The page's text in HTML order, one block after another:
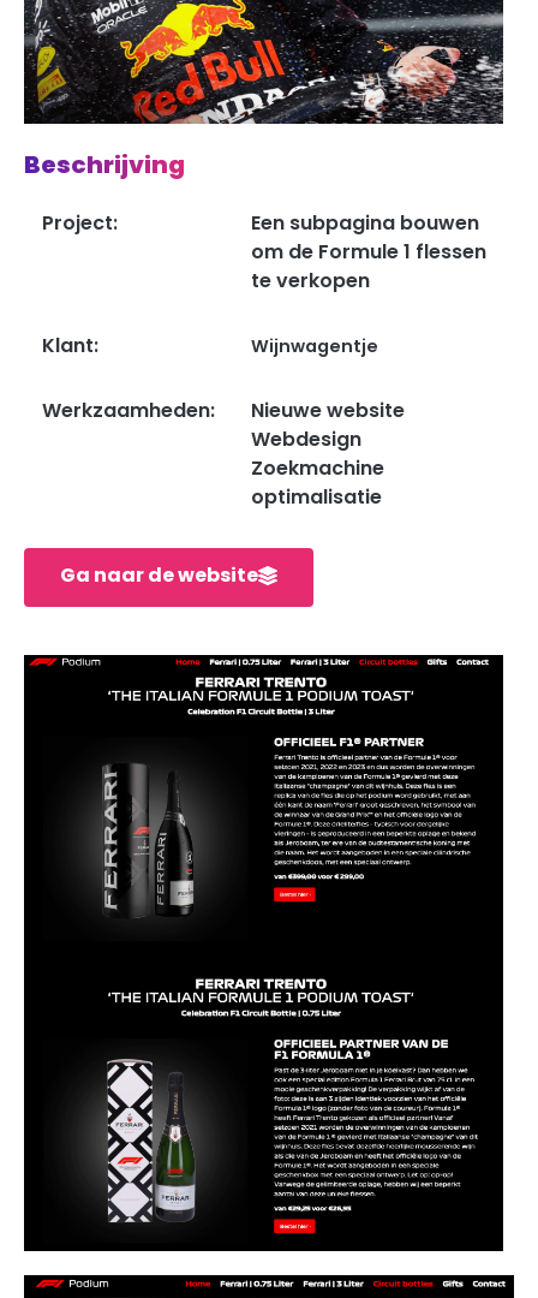
Beschrijving
Project:
Een subpagina bouwen
om de Formule 1 flessen
te verkopen
Klant: Wijnwagentje
Werkzaamheden:
Nieuwe website
Webdesign
Zoekmachine
optimalisatie
Ga naar de website